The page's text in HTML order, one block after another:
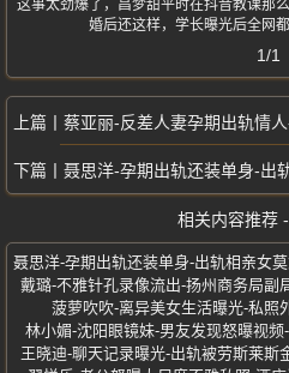
这事太劲爆了，昌梦甜平时在抖音教课那
婚后还这样，学长曝光后全网
1/1
蔡亚丽-反差人妻孕期出轨情人-绿帽
聂思洋-孕期出轨还装单身-出轨相亲
相关内容推荐
戴璐-不雅针孔录像流出-扬州商务局副
菠萝吹吹-离异美女生活曝光-私照
林小媚-沈阳眼镜妹-男友发现怒曝视
王晓迪-聊天记录曝光-出轨被劳斯莱斯